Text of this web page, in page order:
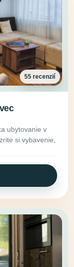
55 recenzií
ubytovanie v
si vybavenie,